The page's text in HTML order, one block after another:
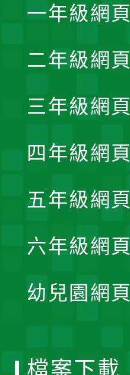
一年級網頁
二年級網頁
三年級網頁
四年級網頁
五年級網頁
六年級網頁
幼兒園網頁
檔案下載